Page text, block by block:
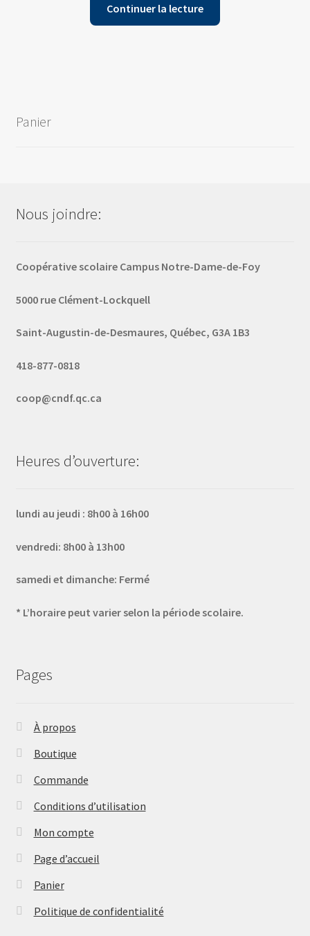
Continuer la lecture
Panier
Nous joindre:
Coopérative scolaire Campus Notre-Dame-de-Foy
5000 rue Clément-Lockquell
Saint-Augustin-de-Desmaures, Québec, G3A 1B3
418-877-0818
coop@cndf.qc.ca
Heures d’ouverture:
lundi au jeudi : 8h00 à 16h00
vendredi: 8h00 à 13h00
samedi et dimanche: Fermé
* L’horaire peut varier selon la période scolaire.
Pages
À propos
Boutique
Commande
Conditions d’utilisation
Mon compte
Page d’accueil
Panier
Politique de confidentialité